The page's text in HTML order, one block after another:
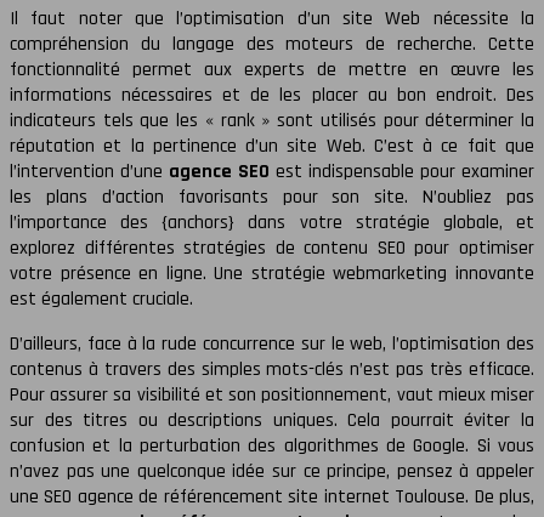
Il faut noter que l’optimisation d’un site Web nécessite la
compréhension du langage des moteurs de recherche. Cette
fonctionnalité permet aux experts de mettre en œuvre les
informations nécessaires et de les placer au bon endroit. Des
indicateurs tels que les « rank » sont utilisés pour déterminer la
réputation et la pertinence d’un site Web. C’est à ce fait que
l’intervention d’une agence SEO est indispensable pour examiner
les plans d’action favorisants pour son site. N’oubliez pas
l’importance des {anchors} dans votre stratégie globale, et
explorez différentes stratégies de contenu SEO pour optimiser
votre présence en ligne. Une stratégie webmarketing innovante
est également cruciale.
D’ailleurs, face à la rude concurrence sur le web, l’optimisation des
contenus à travers des simples mots-clés n’est pas très efficace.
Pour assurer sa visibilité et son positionnement, vaut mieux miser
sur des titres ou descriptions uniques. Cela pourrait éviter la
confusion et la perturbation des algorithmes de Google. Si vous
n’avez pas une quelconque idée sur ce principe, pensez à appeler
une SEO agence de référencement site internet Toulouse. De plus,